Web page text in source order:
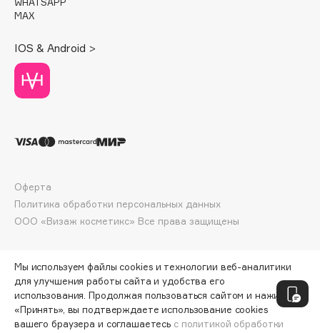
Davines
Dessange
Dior
Divage
Dorco
Dr. Vranjes Firenze
Dr.Althea
Dr.Ceuracle
DSD de Luxe
Dyson
MAX
IOS & Android >
ООО «Визаж косметикс» Все права защищены
Оферта
Политика обработки персональных данных
Мы используем файлы cookies и технологии веб-аналитики
для улучшения работы сайта и удобства его
использования. Продолжая пользоваться сайтом и нажимая
«Принять», вы подтверждаете использование cookies
вашего браузера и соглашаетесь с политикой обработки